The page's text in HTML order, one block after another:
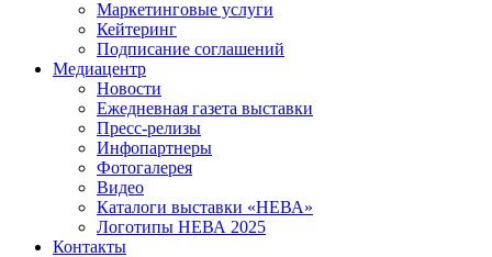
Маркетинговые услуги
Кейтеринг
Подписание соглашений
Медиацентр
Новости
Ежедневная газета выставки
Пресс-релизы
Инфопартнеры
Фотогалерея
Видео
Каталоги выставки «НЕВА»
Логотипы НЕВА 2025
Контакты